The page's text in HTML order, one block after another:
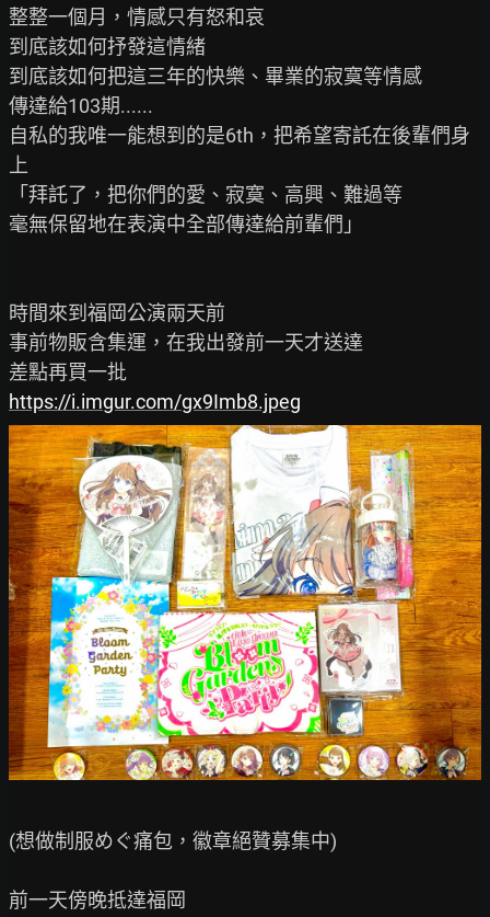
整整一個月，情感只有怒和哀
到底該如何抒發這情緒
到底該如何把這三年的快樂、畢業的寂寞等情感
傳達給103期......
自私的我唯一能想到的是6th，把希望寄託在後輩們身
上
「拜託了，把你們的愛、寂寞、高興、難過等
毫無保留地在表演中全部傳達給前輩們」
時間來到福岡公演兩天前
事前物販含集運，在我出發前一天才送達
https://i.imgur.com/gx9Imb8.jpeg
(想做制服めぐ痛包，徽章絕贊募集中)